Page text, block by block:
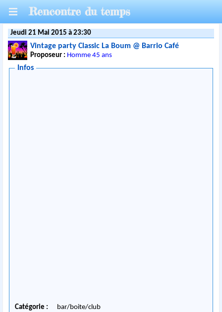
Rencontre du temps
Jeudi 21 Mai 2015 à 23:30
Vintage party Classic La Boum @ Barrio Café
Proposeur : Homme 45 ans
Infos
Catégorie :
bar/boite/club